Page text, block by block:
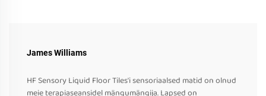
James Williams
HF Sensory Liquid Floor Tiles'i sensoriaalsed matid on olnud
meie terapiaseansidel mängumängija. Lapsed on